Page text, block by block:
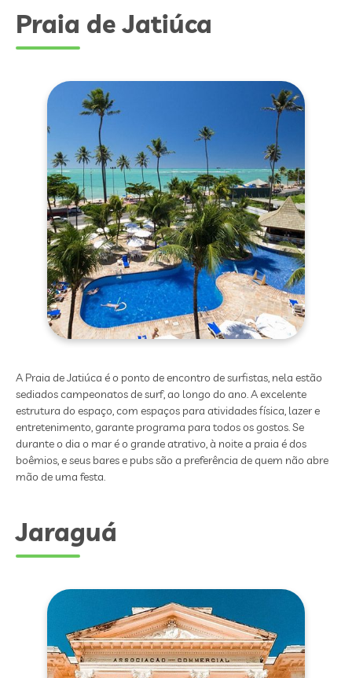
Praia de Jatiúca
A Praia de Jatiúca é o ponto de encontro de surfistas, nela estão
sediados campeonatos de surf, ao longo do ano. A excelente
estrutura do espaço, com espaços para atividades física, lazer e
entretenimento, garante programa para todos os gostos. Se
durante o dia o mar é o grande atrativo, à noite a praia é dos
boêmios, e seus bares e pubs são a preferência de quem não abre
mão de uma festa.
Jaraguá